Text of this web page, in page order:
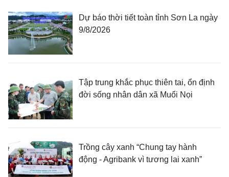
Dự báo thời tiết toàn tỉnh Sơn La ngày
9/8/2026
Tập trung khắc phục thiên tai, ổn định
đời sống nhân dân xã Muổi Nọi
Trồng cây xanh “Chung tay hành
động - Agribank vì tương lai xanh”